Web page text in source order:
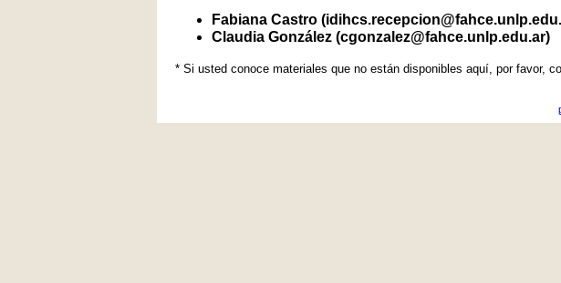
Fabiana Castro
Claudia González (cgonzalez@fahce.unlp.edu.ar)
* Si usted conoce materiales que no están disponibles aquí, por favor,